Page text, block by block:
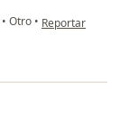
• Otro • en opinión del
Reportar